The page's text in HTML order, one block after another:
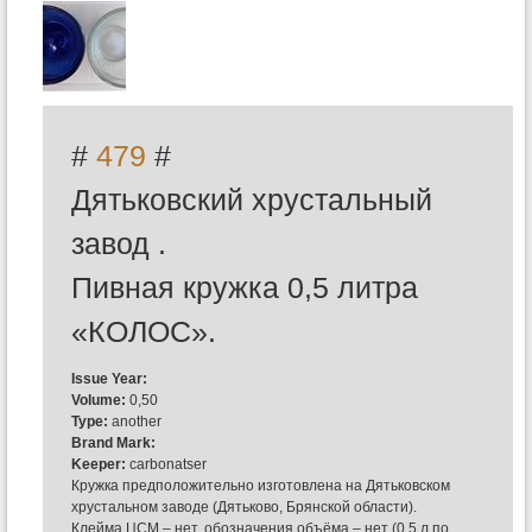
# 479 #
Дятьковский хрустальный
завод .
Пивная кружка 0,5 литра
«КОЛОС».
Issue Year:
Volume: 0,50
Type: another
Brand Mark:
Keeper: carbonatser
Кружка предположительно изготовлена на Дятьковском
хрустальном заводе (Дятьково, Брянской области).
Клейма ЦСМ – нет, обозначения объёма – нет (0,5 л по